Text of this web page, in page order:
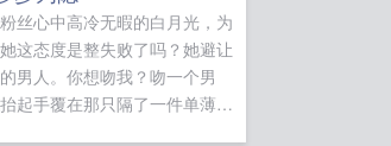
开
丝心中高冷无暇的白月光，为
这态度是整失败了吗？她避让
男人。你想吻我？吻一个男
起手覆在那只隔了一件单薄睡